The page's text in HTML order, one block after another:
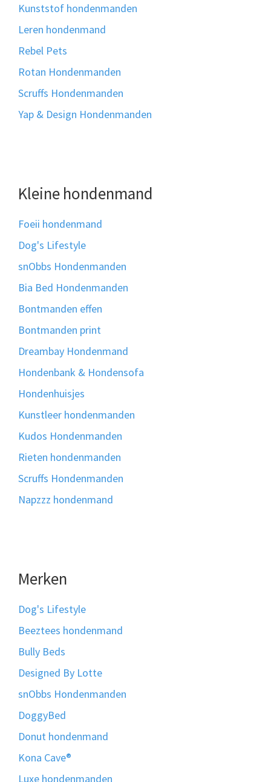
Kunststof hondenmanden
Leren hondenmand
Rebel Pets
Rotan Hondenmanden
Scruffs Hondenmanden
Yap & Design Hondenmanden
Kleine hondenmand
Foeii hondenmand
Dog's Lifestyle
snObbs Hondenmanden
Bia Bed Hondenmanden
Bontmanden effen
Bontmanden print
Dreambay Hondenmand
Hondenbank & Hondensofa
Hondenhuisjes
Kunstleer hondenmanden
Kudos Hondenmanden
Rieten hondenmanden
Scruffs Hondenmanden
Napzzz hondenmand
Merken
Dog's Lifestyle
Beeztees hondenmand
Bully Beds
Designed By Lotte
snObbs Hondenmanden
DoggyBed
Donut hondenmand
Kona Cave®
Luxe hondenmanden